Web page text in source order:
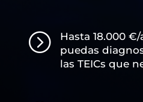
=
Hasta 18.000
puedas
las TEICs que